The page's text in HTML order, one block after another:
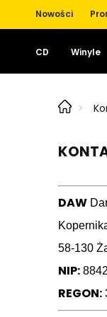
Nowości
CD Winyle
>
DAW
58-130
NIP:
REGON: